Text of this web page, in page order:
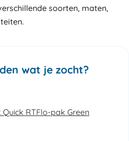
soorten, maten,
wat je zocht?
RTFlo-pak Green